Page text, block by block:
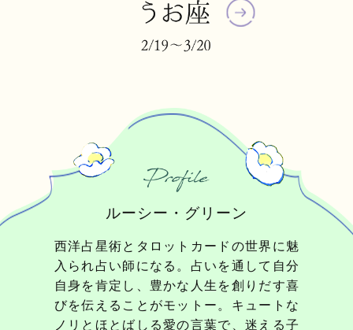
ルーシー・グリーン
西洋占星術とタロットカードの世界に魅
入られ占い師になる。占いを通して自分
自身を肯定し、豊かな人生を創りだす喜
びを伝えることがモットー。キュートな
ノリとほとばしる愛の言葉で、迷える子